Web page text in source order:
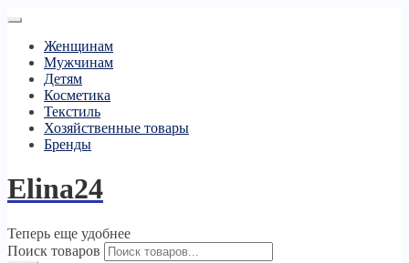
Женщинам
Мужчинам
Детям
Косметика
Текстиль
Хозяйственные товары
Бренды
Elina24
Теперь еще удобнее
Поиск товаров